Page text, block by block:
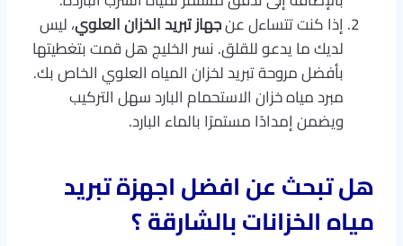
إذا كنت تتساءل عنجهاز تبريد الخزان العلوي، ليس
لديك ما يدعو للقلق. نسر الخليج هل قمت بتغطيتها
بأفضل مروحة تبريد لخزان المياه العلوي الخاص بك.
مبرد مياه خزان الاستحمام البارد سهل التركيب
ويضمن إمدادًا مستمرًا بالماء البارد.
هل تبحث عن افضل اجهزة تبريد
مياه الخزانات بالشارقة ؟